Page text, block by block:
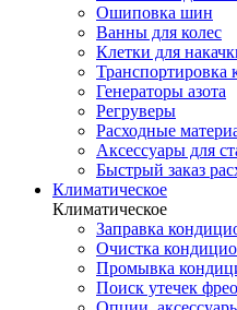
Ошиповка шин
Ванны для колес
Клетки для
Транспортировка
Генераторы азота
Регруверы
Расходные
Аксессуары для
Быстрый заказ
Климатическое
Климатическое
Заправка
Очистка
Промывка
Поиск утечек